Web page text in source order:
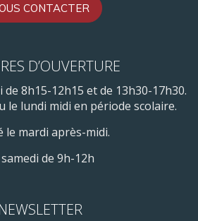
CONTACTER
D’OUVERTURE
8h15-12h15 et de 13h30-17h30.
le lundi midi en période scolaire.
le mardi après-midi.
de 9h-12h
NEWSLETTER